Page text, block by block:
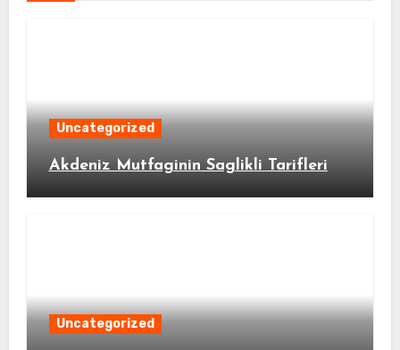
Uncategorized
Akdeniz Mutfaginin Saglikli Tarifleri
Uncategorized